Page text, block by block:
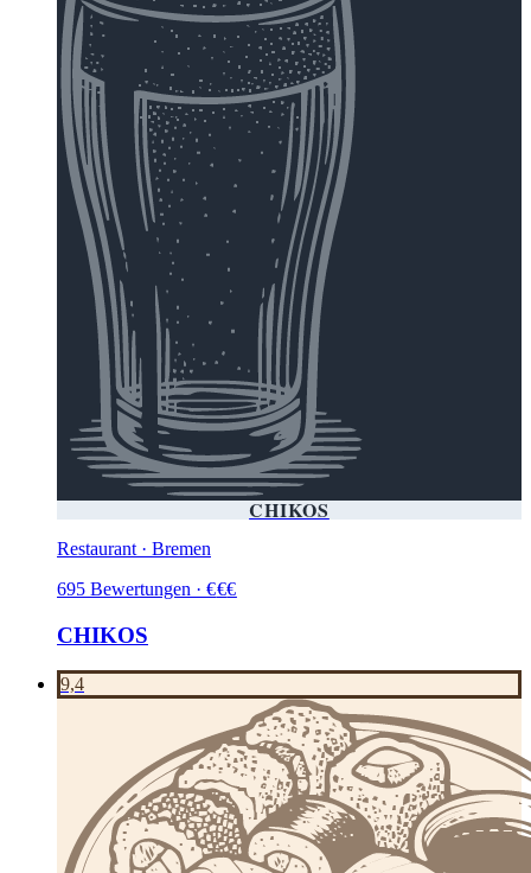
CHIKOS
Restaurant · Bremen
695 Bewertungen · €€€
CHIKOS
9,4